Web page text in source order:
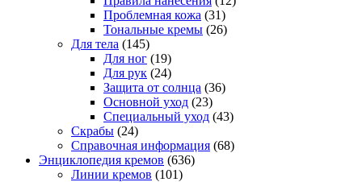
Проблемная кожа (31)
Тональные кремы (26)
Для тела (145)
Для ног (19)
Для рук (24)
Защита от солнца (36)
Основной уход (23)
Специальный уход (43)
Скрабы (24)
Справочная информация (68)
Энциклопедия кремов (636)
Линии кремов (101)